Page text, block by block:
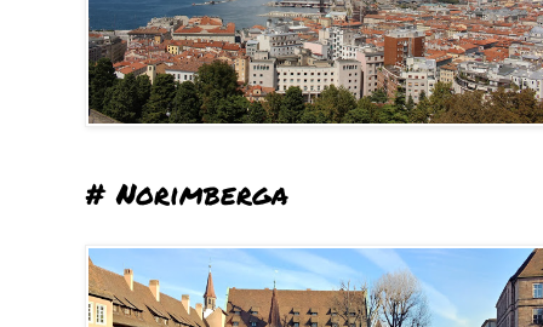
# Norimberga